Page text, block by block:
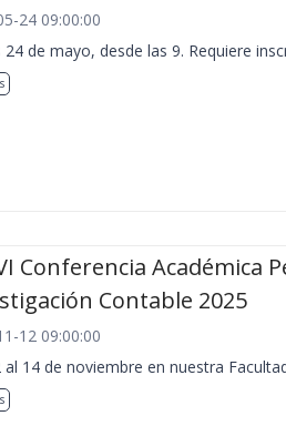
24 09:00:00
24 de mayo, desde las 9. Requiere
Conferencia Académica
Contable 2025
12 09:00:00
al 14 de noviembre en nuestra